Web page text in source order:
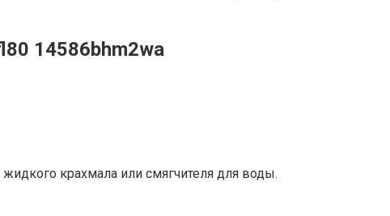
14586bhm2wa
крахмала или смягчителя для воды.